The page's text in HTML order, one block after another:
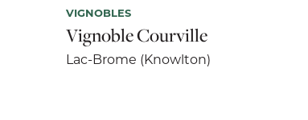
VIGNOBLES
Vignoble Courville
Lac-Brome (Knowlton)